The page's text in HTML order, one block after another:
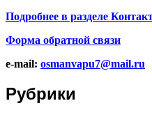
Подробнее в разделе
Форма обратной связи
e-mail: osmanvapu7@mail.ru
Рубрики